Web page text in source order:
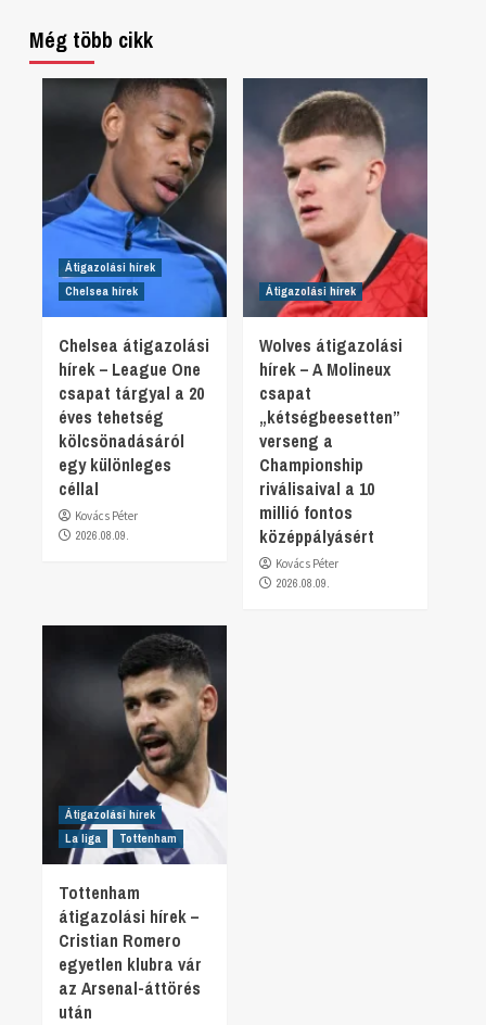
Még több cikk
Átigazolási hírek
Chelsea hírek
Chelsea átigazolási
hírek – League One
csapat tárgyal a 20
éves tehetség
kölcsönadásáról
egy különleges
céllal
Kovács Péter
2026.08.09.
Átigazolási hírek
Wolves átigazolási
hírek – A Molineux
csapat
„kétségbeesetten”
verseng a
Championship
riválisaival a 10
millió fontos
középpályásért
Kovács Péter
2026.08.09.
Átigazolási hírek
La liga
Tottenham
Tottenham
átigazolási hírek –
Cristian Romero
egyetlen klubra vár
az Arsenal-áttörés
után